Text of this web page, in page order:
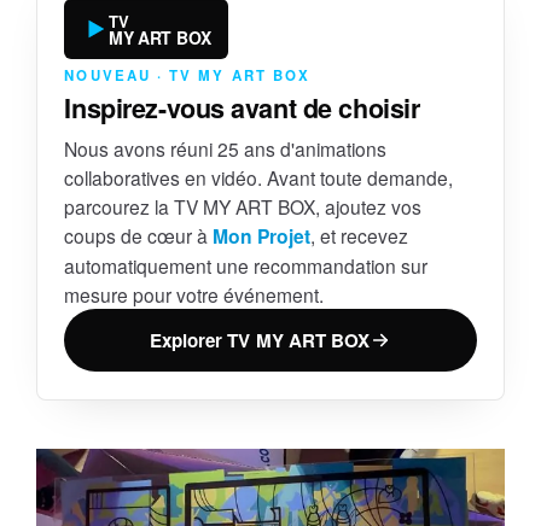
TV
MY ART BOX
NOUVEAU · TV MY ART BOX
Inspirez-vous avant de choisir
Nous avons réuni 25 ans d'animations
collaboratives en vidéo. Avant toute demande,
parcourez la TV MY ART BOX, ajoutez vos
coups de cœur à Mon Projet, et recevez
automatiquement une recommandation sur
mesure pour votre événement.
Explorer TV MY ART BOX